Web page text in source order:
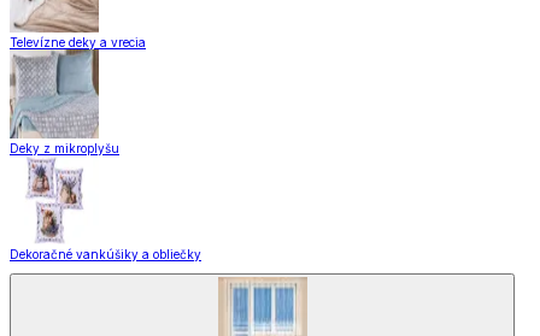
Televízne deky a vrecia
Deky z mikroplyšu
Dekoračné vankúšiky a obliečky